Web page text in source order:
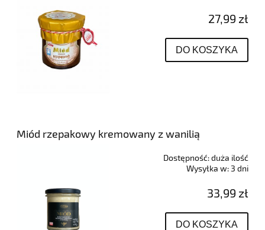
27,99 zł
DO KOSZYKA
Miód rzepakowy kremowany z wanilią
Dostępność:duża ilość
Wysyłka w: 3 dni
33,99 zł
DO KOSZYKA